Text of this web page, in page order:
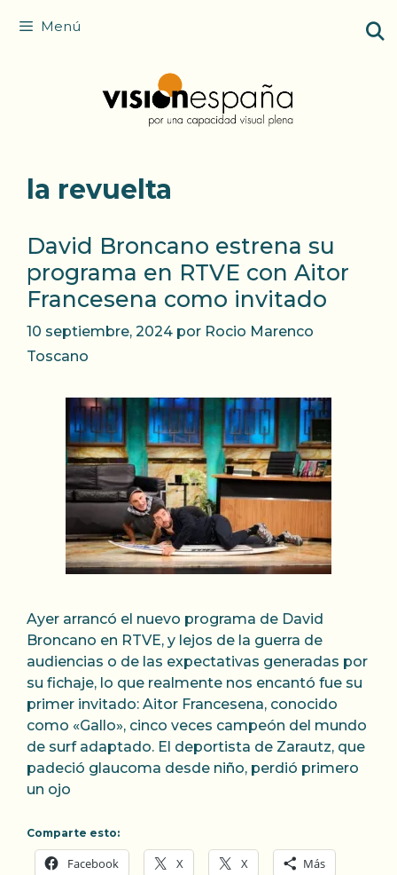
Menú
la revuelta
David Broncano estrena su
programa en RTVE con Aitor
Francesena como invitado
10 septiembre, 2024 por Rocio Marenco
Toscano
Ayer arrancó el nuevo programa de David
Broncano en RTVE, y lejos de la guerra de
audiencias o de las expectativas generadas por
su fichaje, lo que realmente nos encantó fue su
primer invitado: Aitor Francesena, conocido
como «Gallo», cinco veces campeón del mundo
de surf adaptado. El deportista de Zarautz, que
padeció glaucoma desde niño, perdió primero
un ojo
Comparte esto:
Facebook X X Más